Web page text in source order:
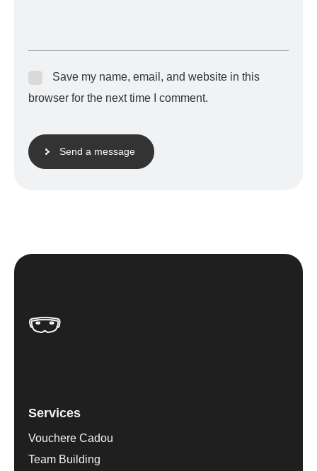
Save my name, email, and website in this
browser for the next time I comment.
Send a message
Services
Vouchere Cadou
Team Building